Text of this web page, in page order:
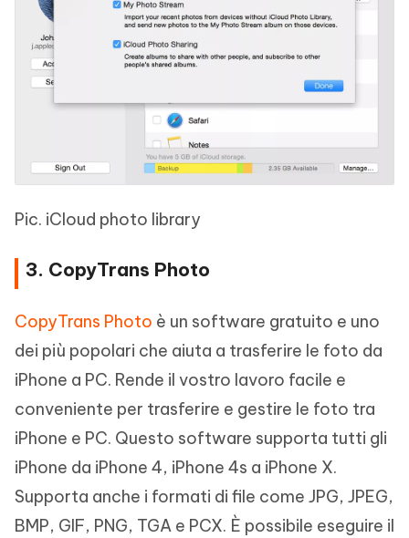
Pic. iCloud photo library
3. CopyTrans Photo
CopyTrans Photo è un software gratuito e uno
dei più popolari che aiuta a trasferire le foto da
iPhone a PC. Rende il vostro lavoro facile e
conveniente per trasferire e gestire le foto tra
iPhone e PC. Questo software supporta tutti gli
iPhone da iPhone 4, iPhone 4s a iPhone X.
Supporta anche i formati di file come JPG, JPEG,
BMP, GIF, PNG, TGA e PCX. È possibile eseguire il